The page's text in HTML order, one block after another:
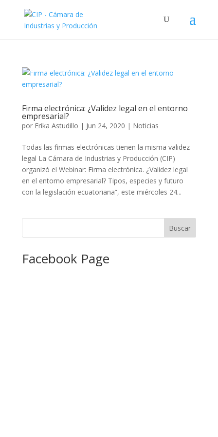
Firma electrónica: ¿Validez legal en el entorno
empresarial?
por Erika Astudillo | Jun 24, 2020 | Noticias
Todas las firmas electrónicas tienen la misma validez
legal La Cámara de Industrias y Producción (CIP)
organizó el Webinar: Firma electrónica. ¿Validez legal
en el entorno empresarial? Tipos, especies y futuro
con la legislación ecuatoriana”, este miércoles 24...
Facebook Page